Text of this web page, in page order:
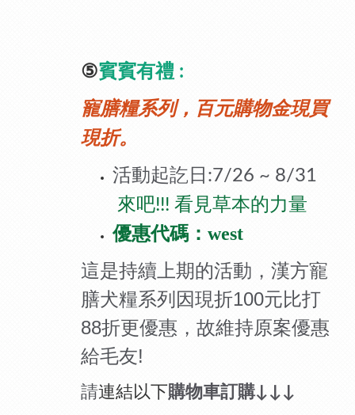
⑤賓賓有禮 :
寵膳糧系列，百元購物金現買
現折。
活動起訖日 :7/26 ~ 8/31
來吧!!! 看見草本的力量
優惠代碼： west
這是持續上期的活動，漢方寵
膳犬糧系列因現折100元比打
88折更優惠，故維持原案優惠
給毛友!
請連結以下購物車訂購↓↓↓